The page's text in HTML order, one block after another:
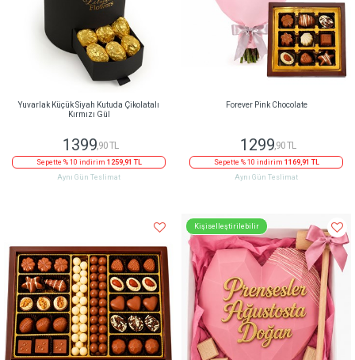
Yuvarlak Küçük Siyah Kutuda Çikolatalı
Kırmızı Gül
1399 ,90 TL
Sepette % 10 indirim 1259,91 TL
Aynı Gün Teslimat
Forever Pink Chocolate
1299 ,90 TL
Sepette % 10 indirim 1169,91 TL
Aynı Gün Teslimat
Kişiselleştirilebilir